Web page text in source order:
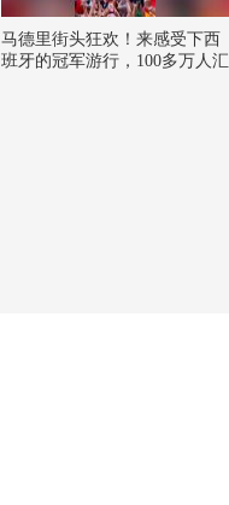
马德里街头狂欢！来感受下西
班牙的冠军游行，100多万人汇